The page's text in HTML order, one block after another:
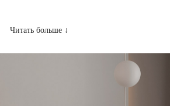
Читать больше ↓